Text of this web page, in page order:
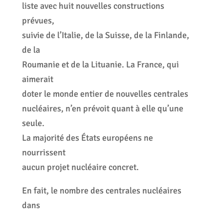
liste avec huit nouvelles constructions
prévues,
suivie de l’Italie, de la Suisse, de la Finlande,
de la
Roumanie et de la Lituanie. La France, qui
aimerait
doter le monde entier de nouvelles centrales
nucléaires, n’en prévoit quant à elle qu’une
seule.
La majorité des États européens ne
nourrissent
aucun projet nucléaire concret.
En fait, le nombre des centrales nucléaires
dans